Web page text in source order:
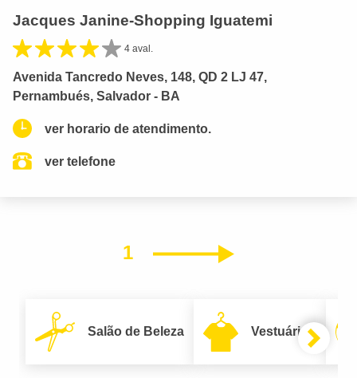
Jacques Janine-Shopping Iguatemi
4 aval.
Avenida Tancredo Neves, 148, QD 2 LJ 47,
Pernambués, Salvador - BA
ver horario de atendimento.
ver telefone
1 Próximo
Salão de Beleza Vestuário